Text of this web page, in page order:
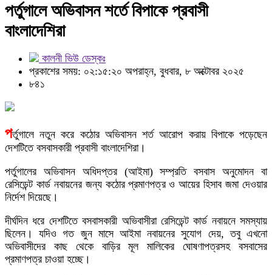
পর্তুগালে অভিবাসন শর্তে বিপাকে প্রবাসী
বাংলাদেশিরা
কালনী ভিউ ডেস্কঃ
প্রকাশের সময়: ০২:১৫:২০ অপরাহ্ন, বুধবার, ৮ অক্টোবর ২০২৫
৮৪১
পর্তুগালে নতুন করে কঠোর অভিবাসন শর্ত আরোপ করায় বিপাকে পড়েছেন
দেশটিতে বসবাসকারী প্রবাসী বাংলাদেশিরা।
পর্তুগালের অভিবাসন অধিদপ্তর (আইমা) সম্প্রতি বসবাস অনুমোদন বা
রেসিডেন্ট কার্ড নবায়নের জন্য কঠোর প্রমাণপত্র ও আয়ের হিসাব জমা দেওয়ার
নির্দেশ দিয়েছে।
দীর্ঘদিন ধরে দেশটিতে বসবাসকারী অভিবাসীরা রেসিডেন্ট কার্ড নবায়নে সমস্যায়
ছিলেন। যদিও গত জুন মাসে আইমা নবায়নের সুযোগ দেয়, তবু এখনো
অভিবাসীদের কাছ থেকে বাড়ির মূল মালিকের ঘোষণাপত্রসহ বসবাসের
প্রমাণপত্র চাওয়া হচ্ছে।